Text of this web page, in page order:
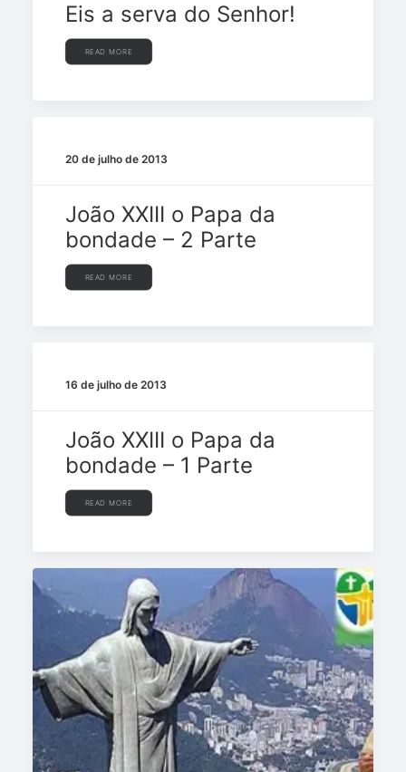
Eis a serva do Senhor!
READ MORE
20 de julho de 2013
João XXIII o Papa da
bondade – 2 Parte
READ MORE
16 de julho de 2013
João XXIII o Papa da
bondade – 1 Parte
READ MORE